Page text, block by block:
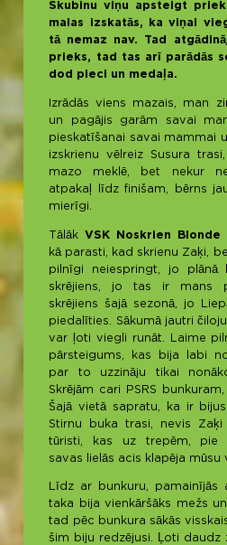
Skubinu viņu apsteigt
malas izskatās, ka viņai
tā nemaz nav. Tad
prieks, tad tas arī parādās
dod pieci un medaļa.
Izrādās viens mazais, man
un pagājis garām savai
pieskatīšanai savai mammai
izskrienu vēlreiz Susura
mazo meklē, bet nekur
atpakaļ līdz finišam, bērns
mierīgi.
Tālāk VSK Noskrien Blonde
kā parasti, kad skrienu Zaķi,
pilnīgi neiespringt, jo plānā
skrējiens, jo tas ir mans
skrējiens šajā sezonā, jo
piedalīties. Sākumā jautri
var ļoti viegli runāt. Laime
pārsteigums, kas bija labi
par to uzzināju tikai
Skrējām cari PSRS
Šajā vietā sapratu, ka ir
Stirnu buka trasi, nevis
tūristi, kas uz trepēm, pie
savas lielās acis klapēja mūsu
Līdz ar bunkuru,
taka bija vienkāršāks mežs
tad pēc bunkura sākās
šim biju redzējusi. Ļoti daudz